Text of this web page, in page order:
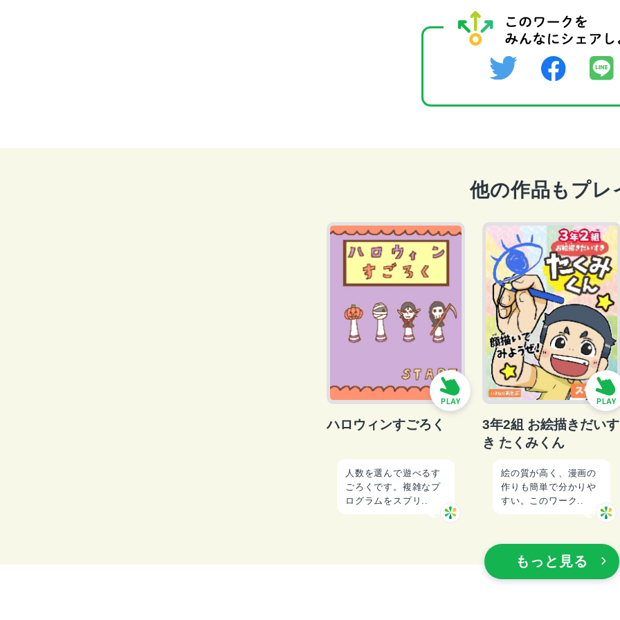
他の作品もプレ
ハロウィンすごろく
人数を選んで遊べるす
ごろくです。複雑なプ
ログラムをスプリ..
3年2組 お絵描きだいす
き たくみくん
絵の質が高く、漫画の
作りも簡単で分かりや
すい。このワーク..
もっと見る